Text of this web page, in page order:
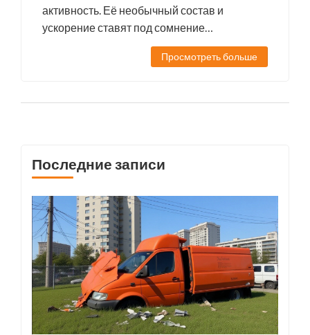
активность. Её необычный состав и
ускорение ставят под сомнение
существующие теории о межзвездных
Просмотреть больше
Последние записи